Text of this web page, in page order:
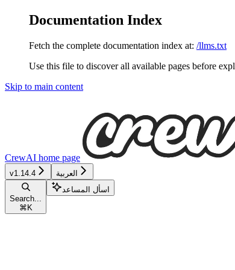
Documentation Index
Fetch the complete documentation index at: /llms.txt
Use this file to discover all available pages before
Skip to main content
CrewAI home page
v1.14.4 العربية
Search...
⌘ K
اسأل المساعد